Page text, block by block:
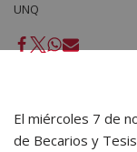
UNQ
El miércoles 7 de
de Becarios y